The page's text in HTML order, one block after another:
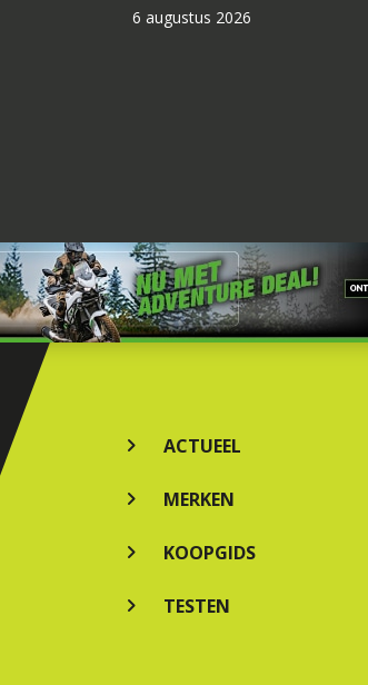
6 augustus 2026
ACTUEEL
MERKEN
KOOPGIDS
TESTEN